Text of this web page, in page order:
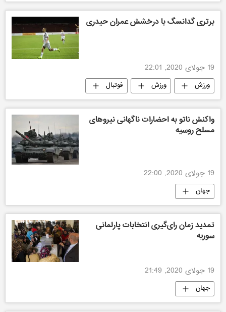
برتری گدانسگ با درخشش عمران حیدری
19 جولای 2020, 22:01
ورزش ورزش فوتبال
واکنش ناتو به احضارات ناگهانی نیروهای
مسلح روسیه
19 جولای 2020, 22:00
جهان
تمدید زمان رای‌گیری انتخابات پارلمانی
سوریه
19 جولای 2020, 21:49
جهان